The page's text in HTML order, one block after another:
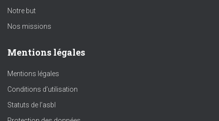
Notre but
Nos missions
Mentions légales
Mentions légales
Conditions d’utilisation
Statuts de l’asbl